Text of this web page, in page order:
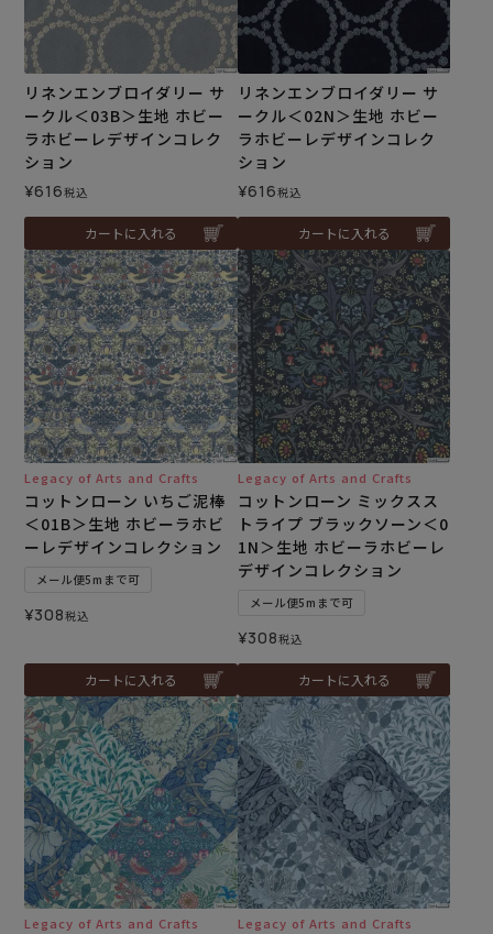
リネンエンブロイダリー サ
ークル＜03B＞生地 ホビー
ラホビーレデザインコレク
ション
¥616税込
カートに入れる
リネンエンブロイダリー サ
ークル＜02N＞生地 ホビー
ラホビーレデザインコレク
ション
¥616税込
カートに入れる
Legacy of Arts and Crafts
コットンローン いちご泥棒
＜01B＞生地 ホビーラホビ
ーレデザインコレクション
メール便5mまで可
¥308税込
カートに入れる
Legacy of Arts and Crafts
コットンローン ミックスス
トライプ ブラックソーン＜0
1N＞生地 ホビーラホビーレ
デザインコレクション
メール便5mまで可
¥308税込
カートに入れる
Legacy of Arts and Crafts Legacy of Arts and Crafts